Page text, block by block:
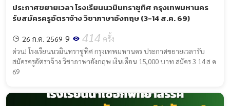
ประกาศขยายเวลา โรงเรียนนวมินทราชูทิศ กรุงเทพมหานคร
รับสมัครครูอัตราจ้าง วิชาภาษาอังกฤษ (3-14 ส.ค. 69)
26 ก.ค. 2569 9 414 ครั้ง
ด่วน! โรงเรียนนวมินทราชูทิศ กรุงเทพมหานคร ประกาศขยายเวลารับ
สมัครครูอัตราจ้าง วิชาภาษาอังกฤษ เงินเดือน 15,000 บาท สมัคร 3 14 ส ค
69